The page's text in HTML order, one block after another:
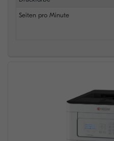
Seiten pro Minute